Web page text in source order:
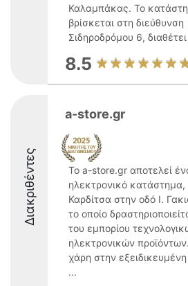
Καλαμπάκας. Το
βρίσκεται στη διεύθυνση
Σιδηροδρόμου 6,
8.5
Διακριθέντες
a-store.gr
Το a-store.gr αποτελεί
ηλεκτρονικό
Καρδίτσα στην οδό Ι.
το οποίο
του εμπορίου
ηλεκτρονικών
χάρη στην
...